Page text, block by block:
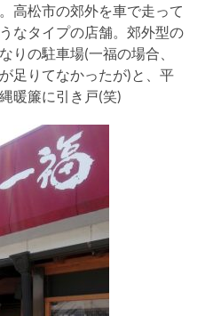
高松市の郊外を車で走って
なタイプの店舗。郊外型の
りの駐車場(一福の場合、
足りてなかったが)と、平
暖簾に引き戸(笑)